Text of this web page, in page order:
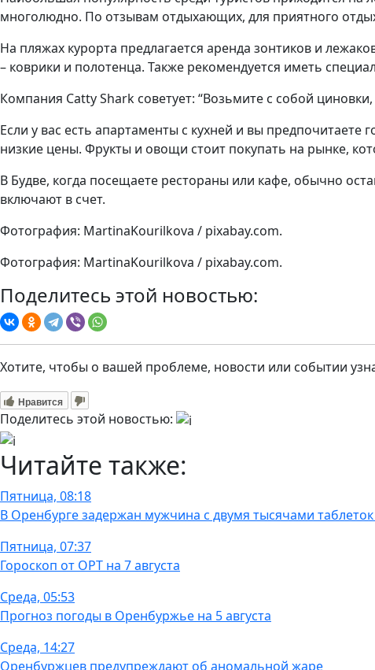
многолюдно. По отзывам отдыхающих, для приятного
На пляжах курорта предлагается аренда зонтиков и
– коврики и полотенца. Также рекомендуется иметь
Компания Catty Shark советует: “Возьмите с собой
Если у вас есть апартаменты с кухней и вы
низкие цены. Фрукты и овощи стоит покупать на рынке,
В Будве, когда посещаете рестораны или кафе, обычно
включают в счет.
Фотография: MartinaKourilkova / pixabay.com.
Фотография: MartinaKourilkova / pixabay.com.
Поделитесь этой новостью:
Хотите, чтобы о вашей проблеме, новости или событии
Нравится
Поделитесь этой новостью:
Читайте также:
Пятница, 08:18
В Оренбурге задержан мужчина с двумя тысячами
Пятница, 07:37
Гороскоп от ОРТ на 7 августа
Среда, 05:53
Прогноз погоды в Оренбуржье на 5 августа
Среда, 14:27
Оренбуржцев предупреждают об аномальной жаре